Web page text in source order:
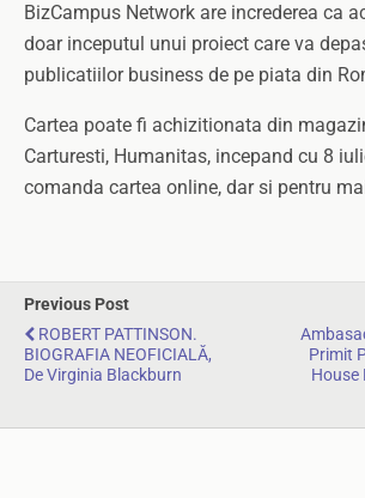
BizCampus Network are increderea ca
doar inceputul unui proiect care va
publicatiilor business de pe piata din
Cartea poate fi achizitionata din
Carturesti, Humanitas, incepand cu 8
comanda cartea online, dar si pentru
Previous Post
ROBERT PATTINSON.
BIOGRAFIA NEOFICIALĂ,
De Virginia Blackburn
Primit
House